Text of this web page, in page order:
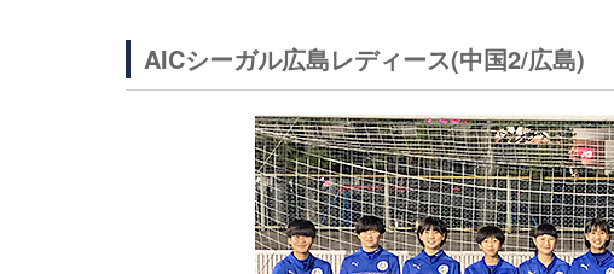
AICシーガル広島レディース(中国2/広島)